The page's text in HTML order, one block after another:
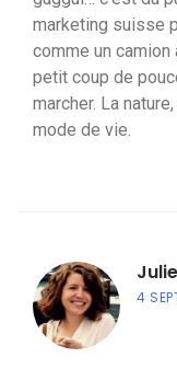
marketing suisse
comme un
petit coup de
marcher. La
mode de vie.
4